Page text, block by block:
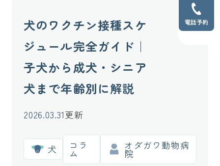
電話予約
犬のワクチン接種スケ
ジュール完全ガイド｜
子犬から成犬・シニア
犬まで年齢別に解説
犬 コラ
ム
オダガワ動物病
院
2026.03.31更新